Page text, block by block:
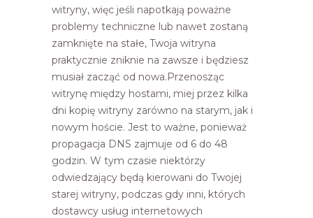
witryny, więc jeśli napotkają poważne
problemy techniczne lub nawet zostaną
zamknięte na stałe, Twoja witryna
praktycznie zniknie na zawsze i będziesz
musiał zacząć od nowa.Przenosząc
witrynę między hostami, miej przez kilka
dni kopię witryny zarówno na starym, jak i
nowym hoście. Jest to ważne, ponieważ
propagacja DNS zajmuje od 6 do 48
godzin. W tym czasie niektórzy
odwiedzający będą kierowani do Twojej
starej witryny, podczas gdy inni, których
dostawcy usług internetowych